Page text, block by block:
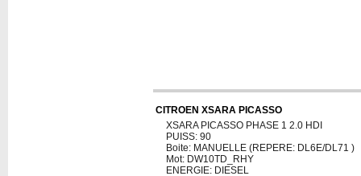
CITROEN XSARA PICASSO
XSARA PICASSO PHASE 1 2.0 HDI
PUISS: 90
Boite: MANUELLE (REPERE: DL6E/DL71 )
Mot: DW10TD_RHY
ENERGIE: DIESEL